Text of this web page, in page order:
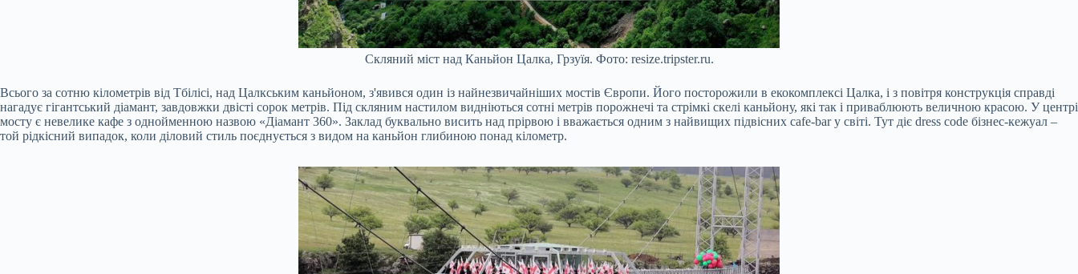
Скляний міст над Каньйон Цалка, Грзуїя. Фото: resize.tripster.ru.
Всього за сотню кілометрів від Тбілісі, над Цалкським каньйоном, з'явився один із найнезвичайніших мостів Європи. Його посторожили в екокомплексі Цалка, і з повітря конструкція справді
нагадує гігантський діамант, завдовжки двісті сорок метрів. Під скляним настилом видніються сотні метрів порожнечі та стрімкі скелі каньйону, які так і приваблюють величною красою. У центрі
мосту є невелике кафе з однойменною назвою «Діамант 360». Заклад буквально висить над прірвою і вважається одним з найвищих підвісних cafe-bar у світі. Тут діє dress code бізнес-кежуал –
той рідкісний випадок, коли діловий стиль поєднується з видом на каньйон глибиною понад кілометр.